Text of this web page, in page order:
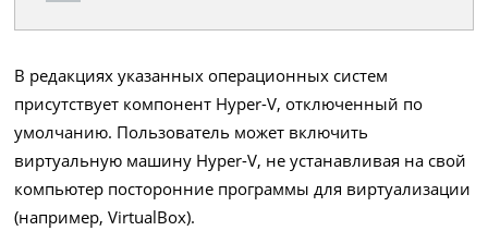
В редакциях указанных операционных систем
присутствует компонент Hyper-V, отключенный по
умолчанию. Пользователь может включить
виртуальную машину Hyper-V, не устанавливая на свой
компьютер посторонние программы для виртуализации
(например, VirtualBox).